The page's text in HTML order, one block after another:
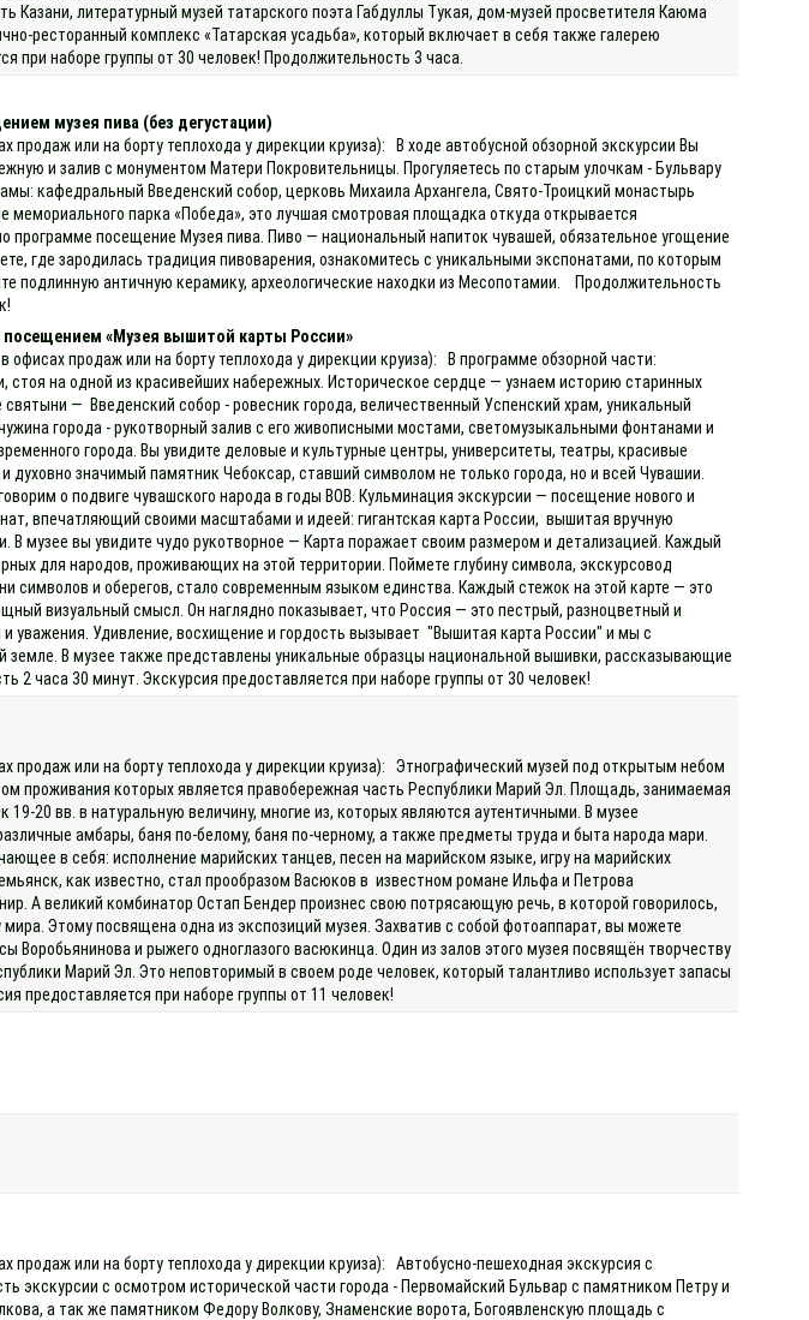
литературный музей татарского поэта Габдуллы Тукая, дом-музей просветителя Каюма
ресторанный комплекс «Татарская усадьба», который включает в себя также галерею
при наборе группы от 30 человек! Продолжительность 3 часа.
музея пива (без дегустации)
продаж или на борту теплохода у дирекции круиза): В ходе автобусной обзорной экскурсии Вы
и залив с монументом Матери Покровительницы. Прогуляетесь по старым улочкам - Бульвару
кафедральный Введенский собор, церковь Михаила Архангела, Свято-Троицкий монастырь
парка «Победа», это лучшая смотровая площадка откуда открывается
программе посещение Музея пива. Пиво — национальный напиток чувашей, обязательное угощение
где зародилась традиция пивоварения, ознакомитесь с уникальными экспонатами, по которым
подлинную античную керамику, археологические находки из Месопотамии. Продолжительность
посещением «Музея вышитой карты России»
продаж или на борту теплохода у дирекции круиза): В программе обзорной части:
на одной из красивейших набережных. Историческое сердце — узнаем историю старинных
— Введенский собор - ровесник города, величественный Успенский храм, уникальный
города - рукотворный залив с его живописными мостами, светомузыкальными фонтанами и
города. Вы увидите деловые и культурные центры, университеты, театры, красивые
значимый памятник Чебоксар, ставший символом не только города, но и всей Чувашии.
о подвиге чувашского народа в годы ВОВ. Кульминация экскурсии — посещение нового и
впечатляющий своими масштабами и идеей: гигантская карта России, вышитая вручную
музее вы увидите чудо рукотворное — Карта поражает своим размером и детализацией. Каждый
для народов, проживающих на этой территории. Поймете глубину символа, экскурсовод
и оберегов, стало современным языком единства. Каждый стежок на этой карте — это
визуальный смысл. Он наглядно показывает, что Россия — это пестрый, разноцветный и
уважения. Удивление, восхищение и гордость вызывает "Вышитая карта России" и мы с
В музее также представлены уникальные образцы национальной вышивки, рассказывающие
часа 30 минут. Экскурсия предоставляется при наборе группы от 30 человек!
продаж или на борту теплохода у дирекции круиза): Этнографический музей под открытым небом
проживания которых является правобережная часть Республики Марий Эл. Площадь, занимаемая
20 вв. в натуральную величину, многие из, которых являются аутентичными. В музее
амбары, баня по-белому, баня по-черному, а также предметы труда и быта народа мари.
в себя: исполнение марийских танцев, песен на марийском языке, игру на марийских
как известно, стал прообразом Васюков в известном романе Ильфа и Петрова
А великий комбинатор Остап Бендер произнес свою потрясающую речь, в которой говорилось,
Этому посвящена одна из экспозиций музея. Захватив с собой фотоаппарат, вы можете
и рыжего одноглазого васюкинца. Один из залов этого музея посвящён творчеству
Марий Эл. Это неповторимый в своем роде человек, который талантливо использует запасы
предоставляется при наборе группы от 11 человек!
продаж или на борту теплохода у дирекции круиза): Автобусно-пешеходная экскурсия с
экскурсии с осмотром исторической части города - Первомайский Бульвар с памятником Петру и
а так же памятником Федору Волкову, Знаменские ворота, Богоявленскую площадь с